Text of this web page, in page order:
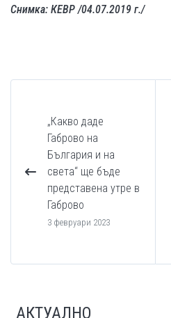
Снимка: КЕВР /04.07.2019 г./
„Какво даде
Габрово на
България и на
света“ ще бъде
представена утре в
Габрово
3 февруари 2023
АКТУАЛНО